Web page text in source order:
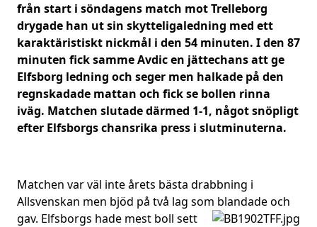
från start i söndagens match mot Trelleborg
drygade han ut sin skytteligaledning med ett
karaktäristiskt nickmål i den 54 minuten. I den 87
minuten fick samme Avdic en jättechans att ge
Elfsborg ledning och seger men halkade på den
regnskadade mattan och fick se bollen rinna
iväg. Matchen slutade därmed 1-1, något snöpligt
efter Elfsborgs chansrika press i slutminuterna.
Matchen var väl inte årets bästa drabbning i
Allsvenskan men bjöd på två lag som blandade och
gav. Elfsborgs hade mest boll sett